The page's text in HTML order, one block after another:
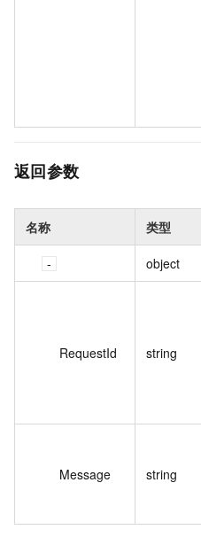
返回参数
名称 类型
object
RequestId string
Message string